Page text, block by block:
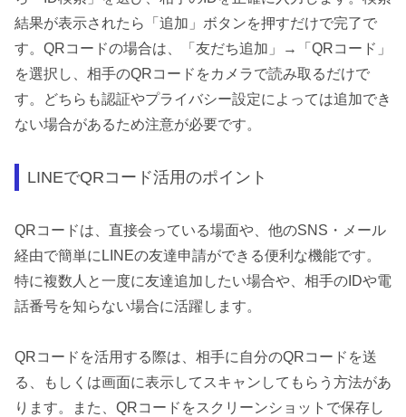
結果が表示されたら「追加」ボタンを押すだけで完了で
す。QRコードの場合は、「友だち追加」→「QRコード」
を選択し、相手のQRコードをカメラで読み取るだけで
す。どちらも認証やプライバシー設定によっては追加でき
ない場合があるため注意が必要です。
LINEでQRコード活用のポイント
QRコードは、直接会っている場面や、他のSNS・メール
経由で簡単にLINEの友達申請ができる便利な機能です。
特に複数人と一度に友達追加したい場合や、相手のIDや電
話番号を知らない場合に活躍します。
QRコードを活用する際は、相手に自分のQRコードを送
る、もしくは画面に表示してスキャンしてもらう方法があ
ります。また、QRコードをスクリーンショットで保存し